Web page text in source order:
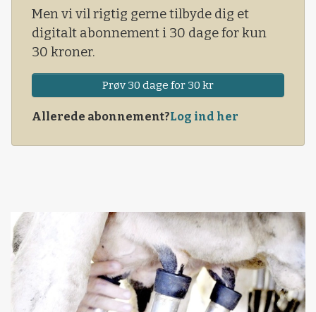
Men vi vil rigtig gerne tilbyde dig et
digitalt abonnement i 30 dage for kun
30 kroner.
Prøv 30 dage for 30 kr
Allerede abonnement?Log ind her